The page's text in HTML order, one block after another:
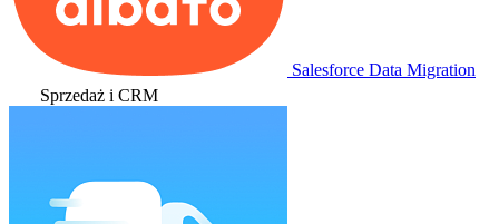
Salesforce Data Migration
Sprzedaż i CRM